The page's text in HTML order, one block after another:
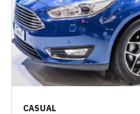
CASUAL